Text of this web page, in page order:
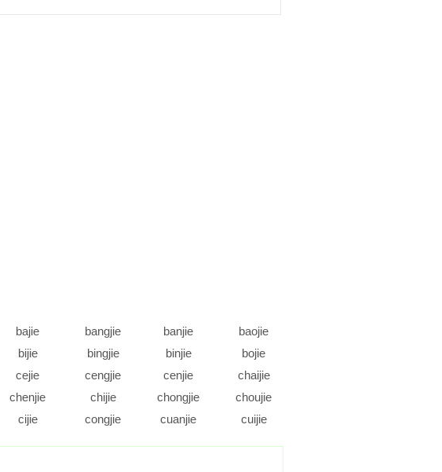
bajie bangjie banjie
baojie
bijie bingjie binjie
bojie
cejie cengjie cenjie
chaijie
chenjie chijie chongjie
choujie
cijie congjie cuanjie
cuijie